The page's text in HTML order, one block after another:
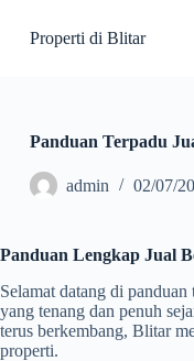
k
n
t
Properti di Blitar
Panduan Terpadu
admin 02/07/
Panduan Lengkap Jual
Selamat datang di
yang tenang dan penuh
terus berkembang, Blitar
properti.